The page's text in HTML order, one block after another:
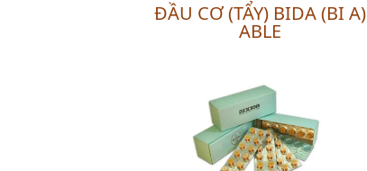
ĐẦU CƠ (TẨY) BIDA (BI A)
ABLE